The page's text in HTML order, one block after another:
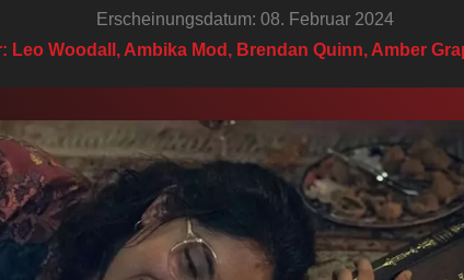
Erscheinungsdatum: 08. Februar 2024
Leo Woodall, Ambika Mod, Brendan Quinn, Amber